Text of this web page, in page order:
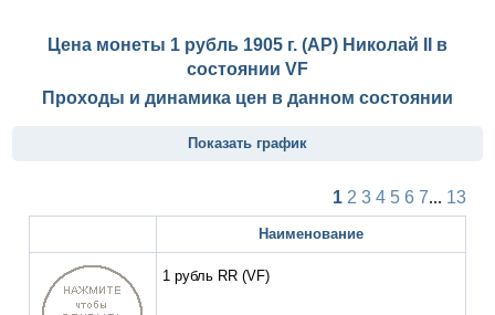
Цена монеты 1 рубль 1905 г. (АР) Николай II в
состоянии VF
Проходы и динамика цен в данном состоянии
Показать график
1 2 3 4 5 6 7... 13
Наименование
1 рубль RR (VF)